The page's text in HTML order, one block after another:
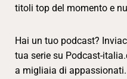
titoli top del momento e
Hai un tuo podcast?
tua serie su Podcast-
a migliaia di